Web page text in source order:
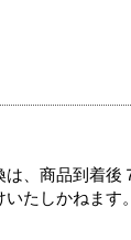
、商品到着
たしかねます。